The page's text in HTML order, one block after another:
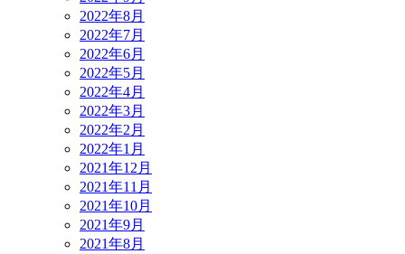
2022年8月
2022年7月
2022年6月
2022年5月
2022年4月
2022年3月
2022年2月
2022年1月
2021年12月
2021年11月
2021年10月
2021年9月
2021年8月